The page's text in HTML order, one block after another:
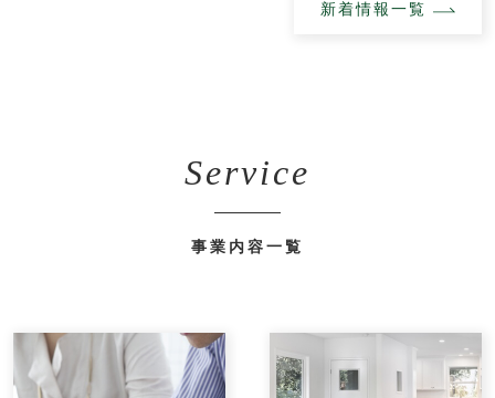
新着情報一覧
Service
事業内容一覧